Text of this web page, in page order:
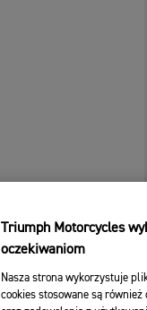
Triumph Motorcycles
oczekiwaniom
Nasza strona wykorzystuje
cookies stosowane są